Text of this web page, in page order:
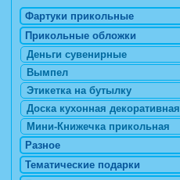
Фартуки прикольные
Прикольные обложки
Деньги сувенирные
Вымпел
Этикетка на бутылку
Доска кухонная декоративная
Мини-Книжечка прикольная
Разное
Тематические подарки